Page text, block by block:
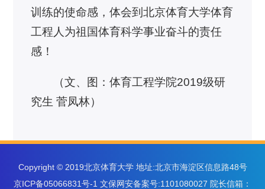
训练的使命感，体会到北京体育大学体育
工程人为祖国体育科学事业奋斗的责任
感！
（文、图：体育工程学院2019级研
究生 菅凤林）
Copyright © 2019北京体育大学 地址:北京市海淀区信息路48号
京ICP备05066831号-1 文保网安备案号:1101080027 院长信箱：